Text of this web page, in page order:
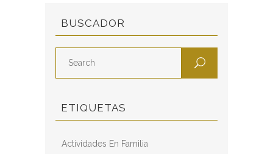
BUSCADOR
ETIQUETAS
Actividades En Familia